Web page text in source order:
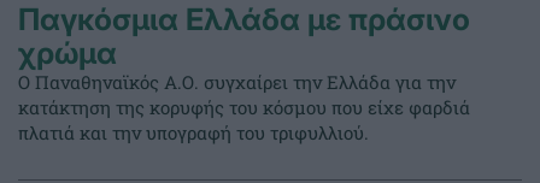
Παγκόσμια Ελλάδα με πράσινο
χρώμα
Ο Παναθηναϊκός Α.Ο. συγχαίρει την Ελλάδα για την
κατάκτηση της κορυφής του κόσμου που είχε φαρδιά
πλατιά και την υπογραφή του τριφυλλιού.